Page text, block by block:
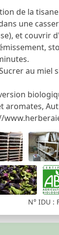
de la
une
et couvrir
au miel
aromates,
N° IDU :